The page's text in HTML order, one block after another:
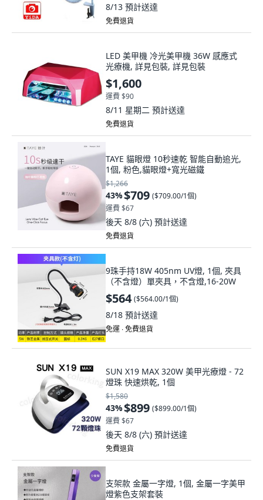
8/13 預計送達
免費退貨
LED 美甲機 冷光美甲機 36W 感應式
光療機, 詳見包裝, 詳見包裝
$1,600
運費 $90
8/11 星期二 預計送達
免費退貨
TAYE 貓眼燈 10秒速乾 智能自動追光,
1個, 粉色,貓眼燈+寬光磁鐵
$1,266
43%$709 ($709.00/1個)
運費 $67
後天 8/8 (六) 預計送達
免費退貨
9珠手持18W 405nm UV燈, 1個, 夾具
（不含燈）單夾具，不含燈,16-20W
$564 ($564.00/1個)
8/18 預計送達
免運 ∙ 免費退貨
SUN X19 MAX 320W 美甲光療燈 - 72
燈珠 快速烘乾, 1個
$1,580
43%$899 ($899.00/1個)
運費 $67
後天 8/8 (六) 預計送達
免費退貨
支架款 金屬一字燈, 1個, 金屬一字美甲
燈紫色支架套裝